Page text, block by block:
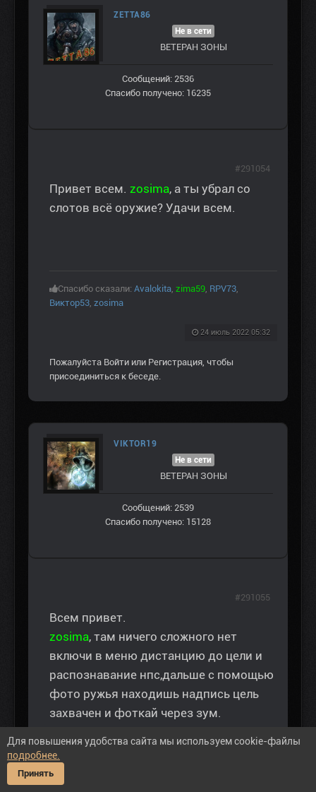
ZETTA86
Не в сети
ВЕТЕРАН ЗOНЫ
Сообщений: 2536
Спасибо получено: 16235
Привет всем. zosima, а ты убрал со
слотов всё оружие? Удачи всем.
Спасибо сказали: Avalokita, zima59, RPV73,
Виктор53, zosima
24 июль 2022 05:32
#291054
Пожалуйста Войти или Регистрация, чтобы
присоединиться к беседе.
VIKTOR19
Не в сети
ВЕТЕРАН ЗOНЫ
Сообщений: 2539
Спасибо получено: 15128
Всем привет.
zosima, там ничего сложного нет
включи в меню дистанцию до цели и
распознавание нпс,дальше с помощью
фото ружья находишь надпись цель
захвачен и фоткай через зум.
#291055
Для повышения удобства сайта мы используем cookie-файлы
подробнее.
Принять